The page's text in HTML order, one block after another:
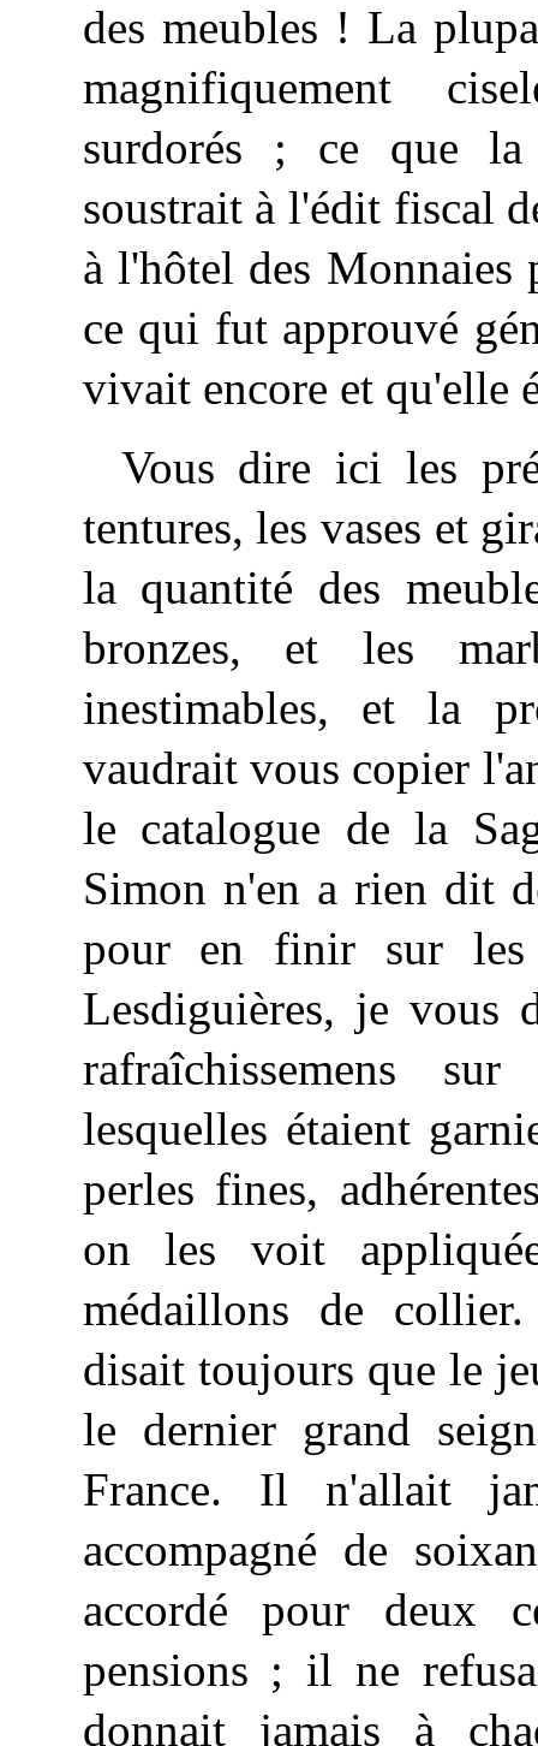
des meubles ! La
magnifiquement
surdorés ; ce que la
soustrait à l'édit fiscal
à l'hôtel des Monnaies
ce qui fut approuvé
vivait encore et qu'elle
Vous dire ici les
tentures, les vases et
la quantité des
bronzes, et les
inestimables, et la
vaudrait vous copier
le catalogue de la
Simon n'en a rien dit
pour en finir sur les
Lesdiguières, je vous
rafraîchissemens
lesquelles étaient
perles fines,
on les voit
médaillons de
disait toujours que le
le dernier grand
France. Il n'allait
accompagné de
accordé pour deux
pensions ; il ne
donnait jamais à